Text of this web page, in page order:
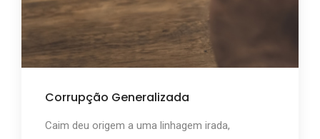
Corrupção Generalizada
Caim deu origem a uma linhagem irada,